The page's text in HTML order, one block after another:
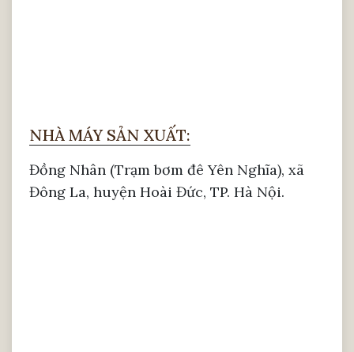
NHÀ MÁY SẢN XUẤT:
Đồng Nhân (Trạm bơm đê Yên Nghĩa), xã
Đông La, huyện Hoài Đức, TP. Hà Nội.